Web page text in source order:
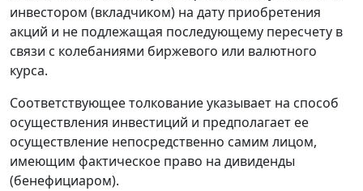
инвестором (вкладчиком) на дату приобретения
акций и не подлежащая последующему пересчету в
связи с колебаниями биржевого или валютного
курса.
Соответствующее толкование указывает на способ
осуществления инвестиций и предполагает ее
осуществление непосредственно самим лицом,
имеющим фактическое право на дивиденды
(бенефициаром).